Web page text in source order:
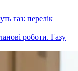
газ: перелік
роботи. Газу